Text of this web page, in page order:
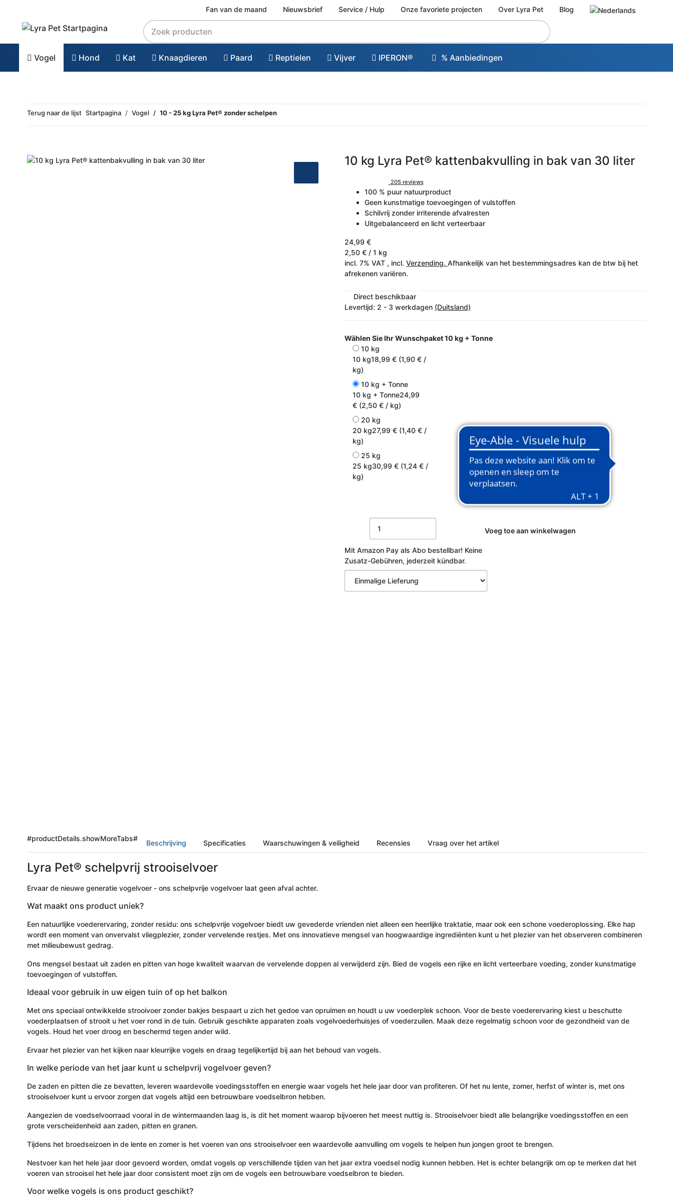
Fan van de maand Nieuwsbrief Service / Hulp Onze favoriete projecten Over Lyra Pet Blog
Vogel Hond Kat Knaagdieren Paard Reptielen Vijver IPERON® % Aanbiedingen
Terug naar de lijst Startpagina Vogel 10 - 25 kg Lyra Pet® zonder schelpen
10 kg Lyra Pet® kattenbakvulling in bak van 30 liter
205 reviews
100 % puur natuurproduct
Geen kunstmatige toevoegingen of vulstoffen
Schilvrij zonder irriterende afvalresten
Uitgebalanceerd en licht verteerbaar
24,99 €
2,50 € / 1 kg
incl. 7% VAT , incl. Verzending. Afhankelijk van het bestemmingsadres kan de btw bij het
afrekenen variëren.
Direct beschikbaar
Levertijd: 2 - 3 werkdagen (Duitsland)
Wählen Sie Ihr Wunschpaket10 kg + Tonne
10 kg
10 kg18,99 € (1,90 € /
kg)
10 kg + Tonne
10 kg + Tonne24,99
€ (2,50 € / kg)
20 kg
20 kg27,99 € (1,40 € /
kg)
25 kg
25 kg30,99 € (1,24 € /
kg)
Voeg toe aan winkelwagen
Mit Amazon Pay als Abo bestellbar! Keine
Zusatz-Gebühren, jederzeit kündbar.
#productDetails.showMoreTabs#
Beschrijving Specificaties Waarschuwingen & veiligheid Recensies Vraag over het artikel
Lyra Pet® schelpvrij strooiselvoer
Ervaar de nieuwe generatie vogelvoer - ons schelpvrije vogelvoer laat geen afval achter.
Wat maakt ons product uniek?
Een natuurlijke voederervaring, zonder residu: ons schelpvrije vogelvoer biedt uw gevederde vrienden niet alleen een heerlijke traktatie, maar ook een schone voederoplossing. Elke hap
wordt een moment van onvervalst vliegplezier, zonder vervelende restjes. Met ons innovatieve mengsel van hoogwaardige ingrediënten kunt u het plezier van het observeren combineren
met milieubewust gedrag.
Ons mengsel bestaat uit zaden en pitten van hoge kwaliteit waarvan de vervelende doppen al verwijderd zijn. Bied de vogels een rijke en licht verteerbare voeding, zonder kunstmatige
toevoegingen of vulstoffen.
Ideaal voor gebruik in uw eigen tuin of op het balkon
Met ons speciaal ontwikkelde strooivoer zonder bakjes bespaart u zich het gedoe van opruimen en houdt u uw voederplek schoon. Voor de beste voederervaring kiest u beschutte
voederplaatsen of strooit u het voer rond in de tuin. Gebruik geschikte apparaten zoals vogelvoederhuisjes of voederzuilen. Maak deze regelmatig schoon voor de gezondheid van de
vogels. Houd het voer droog en beschermd tegen ander wild.
Ervaar het plezier van het kijken naar kleurrijke vogels en draag tegelijkertijd bij aan het behoud van vogels.
In welke periode van het jaar kunt u schelpvrij vogelvoer geven?
De zaden en pitten die ze bevatten, leveren waardevolle voedingsstoffen en energie waar vogels het hele jaar door van profiteren. Of het nu lente, zomer, herfst of winter is, met ons
strooiselvoer kunt u ervoor zorgen dat vogels altijd een betrouwbare voedselbron hebben.
Aangezien de voedselvoorraad vooral in de wintermaanden laag is, is dit het moment waarop bijvoeren het meest nuttig is. Strooiselvoer biedt alle belangrijke voedingsstoffen en een
grote verscheidenheid aan zaden, pitten en granen.
Tijdens het broedseizoen in de lente en zomer is het voeren van ons strooiselvoer een waardevolle aanvulling om vogels te helpen hun jongen groot te brengen.
Nestvoer kan het hele jaar door gevoerd worden, omdat vogels op verschillende tijden van het jaar extra voedsel nodig kunnen hebben. Het is echter belangrijk om op te merken dat het
voeren van strooisel het hele jaar door consistent moet zijn om de vogels een betrouwbare voedselbron te bieden.
Voor welke vogels is ons product geschikt?